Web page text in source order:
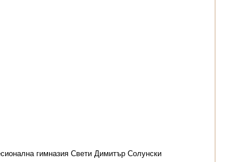
гимназия Свети Димитър Солунски